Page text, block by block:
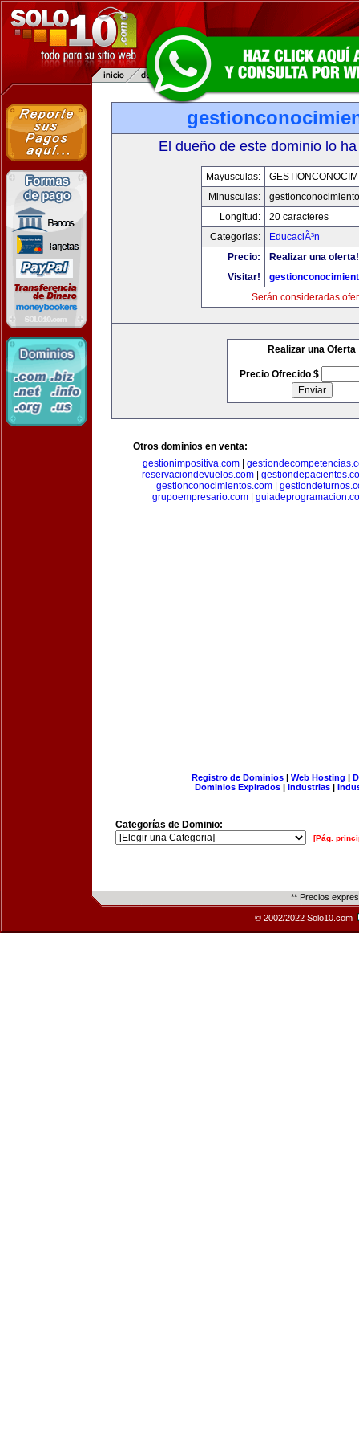
El dueño de este dominio lo
Mayusculas:
Minusculas:
Longitud:
20 caracteres
Categorias:
EducaciÃ³n
Precio:
Realizar una oferta!
Visitar!
Serán consideradas
Realizar una Oferta
Precio Ofrecido $
Otros dominios en venta:
gestionimpositiva.com
reservaciondevuelos.com
gestionconocimientos.com
grupoempresario.com|
Registro de Dominios| Web Hosting |
Dominios Expirados | Industrias |
Categorías de Dominio:
[Pág.
** Precios
© 2002/2022 Solo10.com